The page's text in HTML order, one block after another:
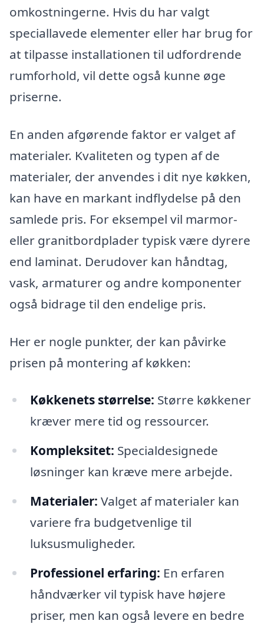
omkostningerne. Hvis du har valgt
speciallavede elementer eller har brug for
at tilpasse installationen til udfordrende
rumforhold, vil dette også kunne øge
priserne.
En anden afgørende faktor er valget af
materialer. Kvaliteten og typen af de
materialer, der anvendes i dit nye køkken,
kan have en markant indflydelse på den
samlede pris. For eksempel vil marmor-
eller granitbordplader typisk være dyrere
end laminat. Derudover kan håndtag,
vask, armaturer og andre komponenter
også bidrage til den endelige pris.
Her er nogle punkter, der kan påvirke
prisen på montering af køkken:
Køkkenets størrelse: Større køkkener
kræver mere tid og ressourcer.
Kompleksitet: Specialdesignede
løsninger kan kræve mere arbejde.
Materialer: Valget af materialer kan
variere fra budgetvenlige til
luksusmuligheder.
Professionel erfaring: En erfaren
håndværker vil typisk have højere
priser, men kan også levere en bedre